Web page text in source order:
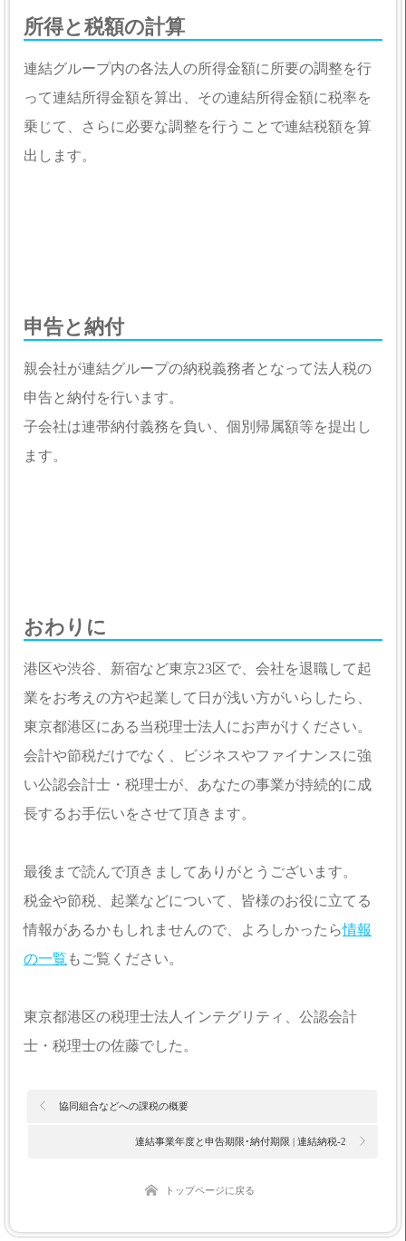
所得と税額の計算
連結グループ内の各法人の所得金額に所要の調整を行
って連結所得金額を算出、その連結所得金額に税率を
乗じて、さらに必要な調整を行うことで連結税額を算
出します。
申告と納付
親会社が連結グループの納税義務者となって法人税の
申告と納付を行います。
子会社は連帯納付義務を負い、個別帰属額等を提出し
ます。
おわりに
港区や渋谷、新宿など東京23区で、会社を退職して起
業をお考えの方や起業して日が浅い方がいらしたら、
東京都港区にある当税理士法人にお声がけください。
会計や節税だけでなく、ビジネスやファイナンスに強
い公認会計士・税理士が、あなたの事業が持続的に成
長するお手伝いをさせて頂きます。
最後まで読んで頂きましてありがとうございます。
税金や節税、起業などについて、皆様のお役に立てる
情報があるかもしれませんので、よろしかったら情報
の一覧 もご覧ください。
東京都港区の税理士法人インテグリティ、公認会計
士・税理士の佐藤でした。
協同組合などへの課税の概要
連結事業年度と申告期限･納付期限 | 連結納税-2
トップページに戻る